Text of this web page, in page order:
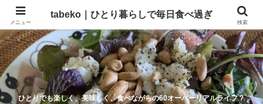
ひとりでも楽しく、美味しく、食べながらの60オーバーリアルライフ？
メニュー
tabeko｜ひとり暮らしで毎日食べ過ぎ
検索